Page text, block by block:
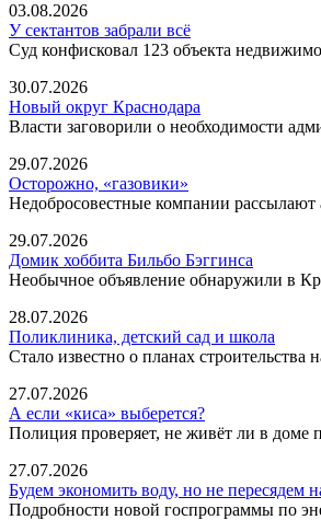
03.08.2026
У сектантов забрали всё
Суд конфисковал 123 объекта
30.07.2026
Новый округ Краснодара
Власти заговорили о необходимости
29.07.2026
Осторожно, «газовики»
Недобросовестные компании рассылают
29.07.2026
Домик хоббита Бильбо Бэггинса
Необычное объявление обнаружили в
28.07.2026
Поликлиника, детский сад и школа
Стало известно о планах
27.07.2026
А если «киса» выберется?
Полиция проверяет, не живёт ли в доме
27.07.2026
Будем экономить воду, но не пересядем
Подробности новой госпрограммы по